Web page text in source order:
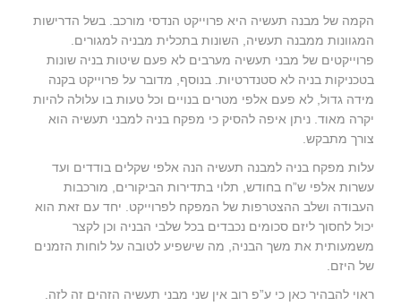
הקמה של מבנה תעשיה היא פרוייקט הנדסי מורכב. בשל הדרישות
המגוונות ממבנה תעשיה, השונות בתכלית מבניה למגורים.
פרוייקטים של מבני תעשיה מערבים לא פעם שיטות בניה שונות
בטכניקות בניה לא סטנדרטיות. בנוסף, מדובר על פרוייקט בקנה
מידה גדול, לא פעם אלפי מטרים בנויים וכל טעות בו עלולה להיות
יקרה מאוד. ניתן איפה להסיק כי מפקח בניה למבני תעשיה הוא
צורך מתבקש.
עלות מפקח בניה למבנה תעשיה הנה אלפי שקלים בודדים ועד
עשרות אלפי ש”ח בחודש, תלוי בתדירות הביקורים, מורכבות
העבודה ושלב ההצטרפות של המפקח לפרוייקט. יחד עם זאת הוא
יכול לחסוך ליזם סכומים נכבדים בכל שלבי הבניה וכן לקצר
משמעותית את משך הבניה, מה שישפיע לטובה על לוחות הזמנים
של היזם.
ראוי להבהיר כאן כי ע”פ רוב אין שני מבני תעשיה הזהים זה לזה.